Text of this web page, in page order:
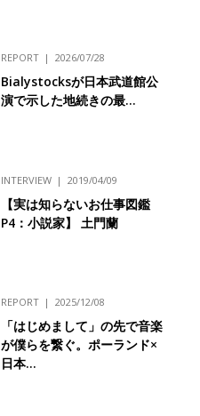
REPORT 2026/07/28
Bialystocksが日本武道館公
演で示した地続きの最…
INTERVIEW 2019/04/09
【実は知らないお仕事図鑑
P4：小説家】 土門蘭
REPORT 2025/12/08
「はじめまして」の先で音楽
が僕らを繋ぐ。ポーランド×
日本…